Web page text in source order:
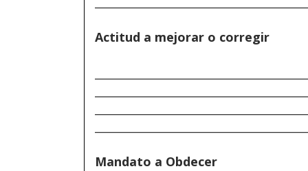
Actitud a mejorar o corregir
Mandato a Obdecer